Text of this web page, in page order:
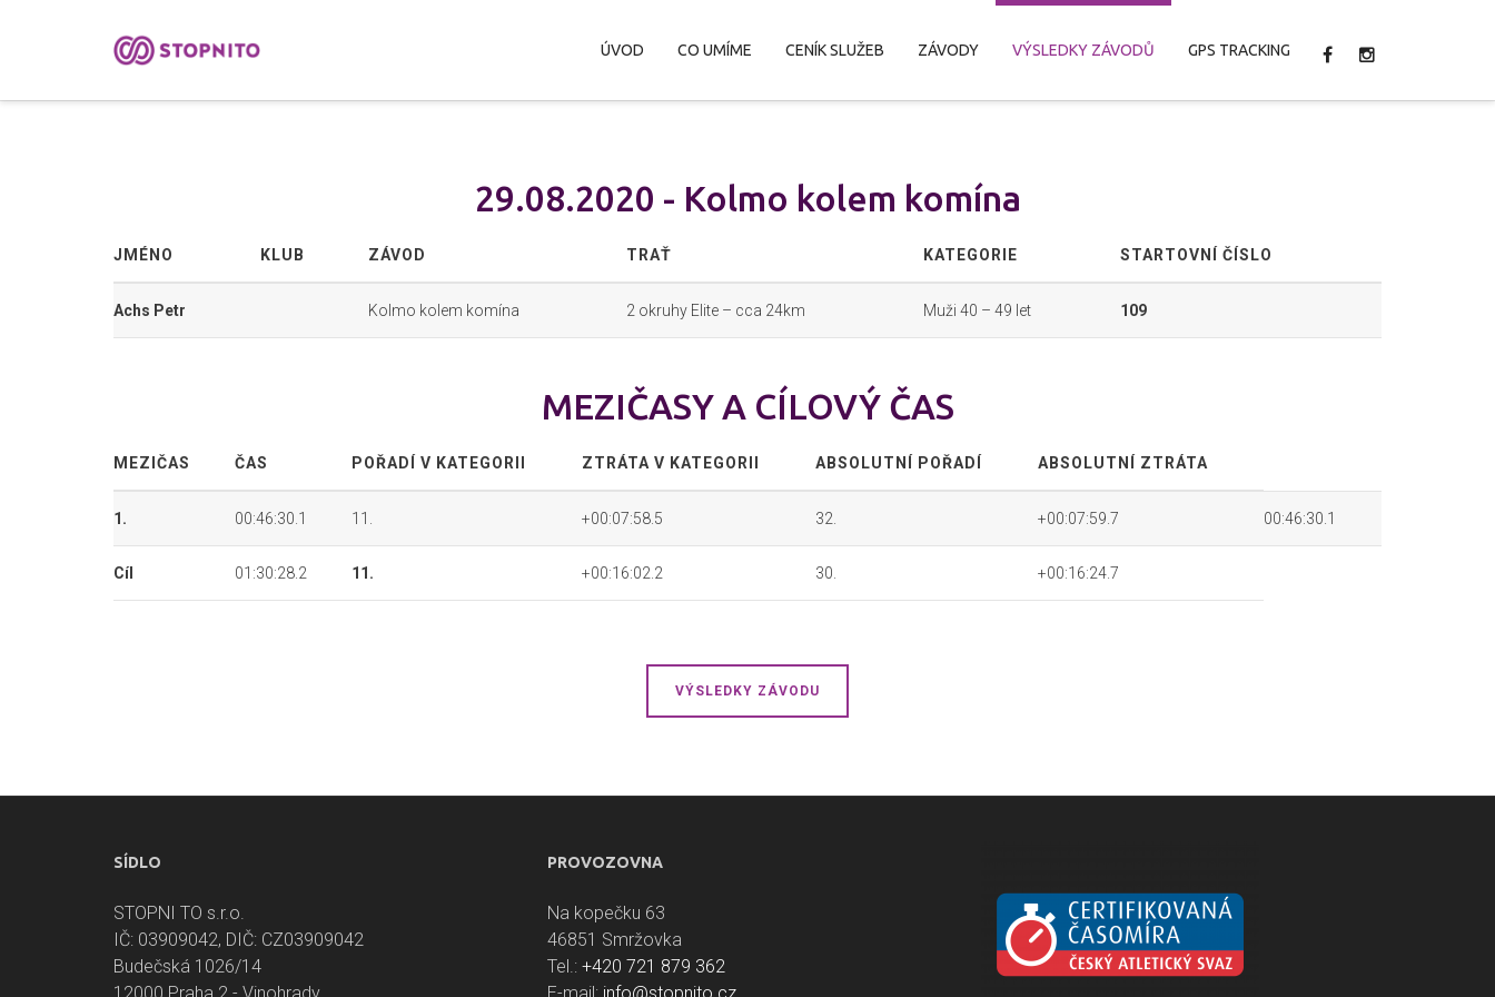
ÚVOD CO UMÍME CENÍK SLUŽEB ZÁVODY VÝSLEDKY ZÁVODŮ GPS TRACKING
29.08.2020 - Kolmo kolem komína
JMÉNO KLUB ZÁVOD TRAŤ KATEGORIE STARTOVNÍ ČÍSLO
Achs Petr Kolmo kolem komína 2 okruhy Elite – cca 24km Muži 40 – 49 let 109
MEZIČASY A CÍLOVÝ ČAS
MEZIČAS ČAS POŘADÍ V KATEGORII ZTRÁTA V KATEGORII ABSOLUTNÍ POŘADÍ ABSOLUTNÍ ZTRÁTA
1. 00:46:30.1 11. +00:07:58.5 32. +00:07:59.7 00:46:30.1
Cíl 01:30:28.2 11. +00:16:02.2 30. +00:16:24.7
VÝSLEDKY ZÁVODU
SÍDLO
STOPNI TO s.r.o.
IČ: 03909042, DIČ: CZ03909042
Budečská 1026/14
PROVOZOVNA
Na kopečku 63
46851 Smržovka
Tel.: +420 721 879 362